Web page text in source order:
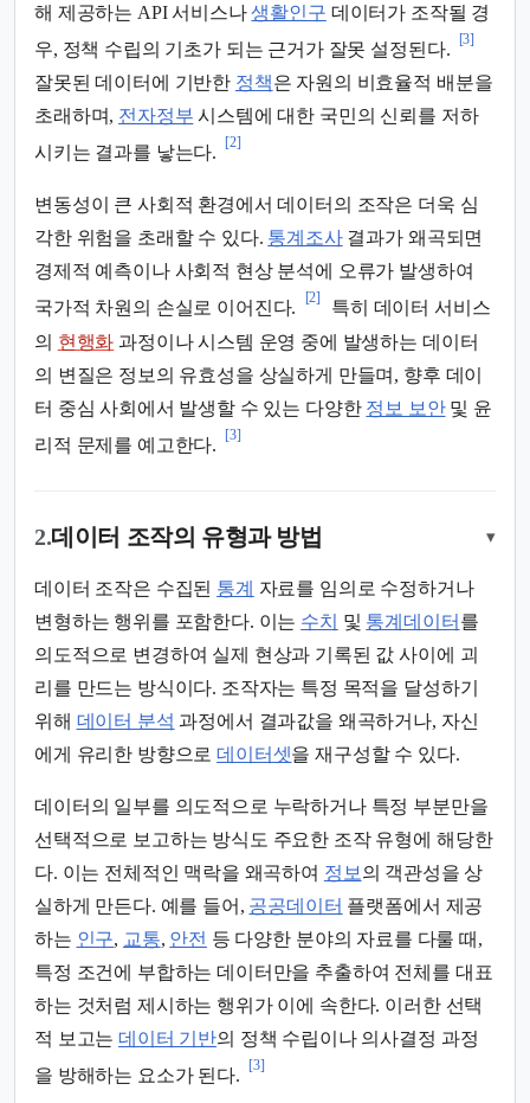
해 제공하는 API 서비스나생활인구 데이터가 조작될 경
우, 정책 수립의 기초가 되는 근거가 잘못 설정된다.
[3]
잘못된 데이터에 기반한 정책은 자원의 비효율적 배분을
초래하며, 전자정부 시스템에 대한 국민의 신뢰를 저하
시키는 결과를 낳는다.
[2]
변동성이 큰 사회적 환경에서 데이터의 조작은 더욱 심
각한 위험을 초래할 수 있다. 통계조사결과가 왜곡되면
경제적 예측이나 사회적 현상 분석에 오류가 발생하여
국가적 차원의 손실로 이어진다.
[2]
특히 데이터 서비스
의 현행화 과정이나 시스템 운영 중에 발생하는 데이터
의 변질은 정보의 유효성을 상실하게 만들며, 향후 데이
터 중심 사회에서 발생할 수 있는 다양한 정보 보안및 윤
리적 문제를 예고한다.
[3]
2.데이터 조작의 유형과 방법 ▾
데이터 조작은 수집된 통계 자료를 임의로 수정하거나
변형하는 행위를 포함한다. 이는 수치 및 통계데이터 를
의도적으로 변경하여 실제 현상과 기록된 값 사이에 괴
리를 만드는 방식이다. 조작자는 특정 목적을 달성하기
위해 데이터 분석 과정에서 결과값을 왜곡하거나, 자신
에게 유리한 방향으로데이터셋을 재구성할 수 있다.
데이터의 일부를 의도적으로 누락하거나 특정 부분만을
선택적으로 보고하는 방식도 주요한 조작 유형에 해당한
다. 이는 전체적인 맥락을 왜곡하여 정보 의 객관성을 상
실하게 만든다. 예를 들어, 공공데이터 플랫폼에서 제공
하는 인구, 교통, 안전 등 다양한 분야의 자료를 다룰 때,
특정 조건에 부합하는 데이터만을 추출하여 전체를 대표
하는 것처럼 제시하는 행위가 이에 속한다. 이러한 선택
적 보고는데이터 기반의 정책 수립이나 의사결정 과정
을 방해하는 요소가 된다.
[3]